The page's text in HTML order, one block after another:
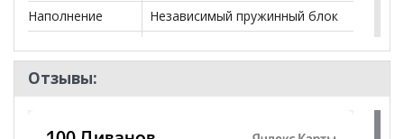
Наполнение
Независимый пружинный блок
мест
Наличие короба
да
Отзывы: